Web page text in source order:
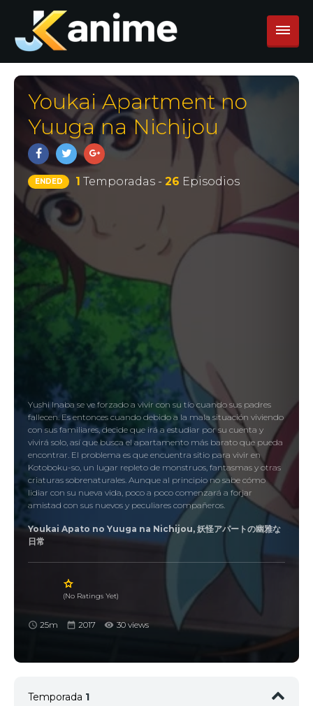
Youkai Apartment no
Yuuga na Nichijou
ENDED 1 Temporadas - 26 Episodios
Yushi Inaba se ve forzado a vivir con su tío cuando sus padres
fallecen. Es entonces cuando debido a la mala situación viviendo
con sus familiares, decide que irá a estudiar por su cuenta y
vivirá solo, así que busca el apartamento más barato que pueda
encontrar. El problema es que encuentra sitio para vivir en
Kotoboku-so, un lugar repleto de monstruos, fantasmas y otras
criaturas sobrenaturales. Aunque al principio no sabe cómo
lidiar con su nueva vida, poco a poco comenzará a forjar
amistad con sus nuevos y peculiares compañeros.
Youkai Apato no Yuuga na Nichijou, 妖怪アパートの幽雅な
日常
(No Ratings Yet)
25m 2017 30 views
Temporada 1